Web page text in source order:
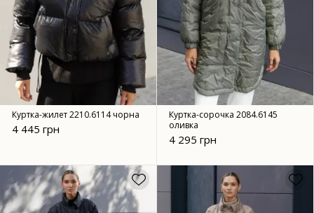
Куртка-жилет 2210.6114 чорна
4 445 грн
Куртка-сорочка 2084.6145
оливка
4 295 грн